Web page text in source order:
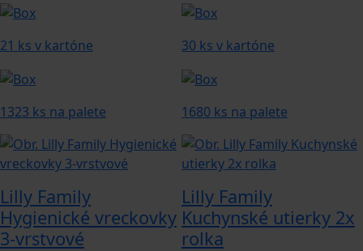
21 ks v kartóne
1323 ks na palete
30 ks v kartóne
1680 ks na palete
Lilly Family
Hygienické vreckovky
3-vrstvové
Lilly Family
Kuchynské utierky 2x
rolka